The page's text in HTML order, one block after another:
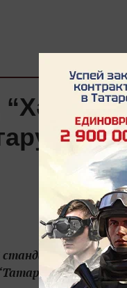
стандарты
информ”